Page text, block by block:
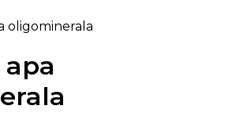
oligominerala